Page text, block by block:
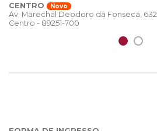
CENTRO
Novo
Av. Marechal Deodoro da Fonseca, 632
Centro - 89251-700